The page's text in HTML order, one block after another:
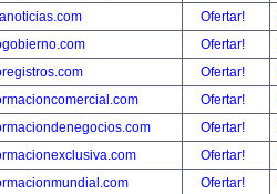
Ofertar!
Ofertar!
Ofertar!
Ofertar!
Ofertar!
Ofertar!
Ofertar!